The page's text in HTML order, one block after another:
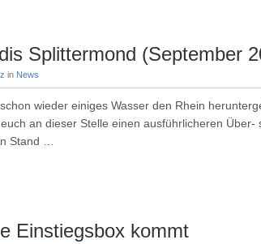
Splittermond (September
in News
wieder einiges Wasser den Rhein
an dieser Stelle einen ausführlicheren Über-
Stand …
Einstiegsbox kommt